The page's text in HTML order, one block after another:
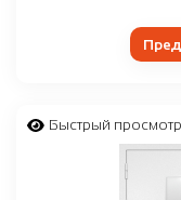
Быстрый просмотр